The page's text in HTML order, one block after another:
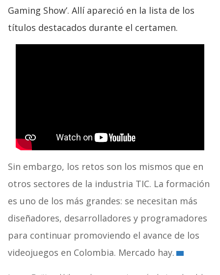
Gaming Show’. Allí apareció en la lista de los
títulos destacados durante el certamen.
Sin embargo, los retos son los mismos que en
otros sectores de la industria TIC. La formación
es uno de los más grandes: se necesitan más
diseñadores, desarrolladores y programadores
para continuar promoviendo el avance de los
videojuegos en Colombia. Mercado hay.